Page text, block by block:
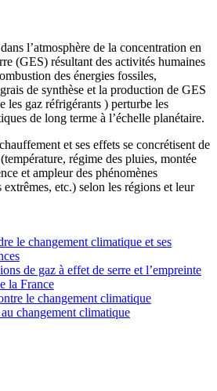
l’atmosphère de la concentration en
(GES) résultant des activités humaines
des énergies fossiles,
de synthèse et la production de GES
les gaz réfrigérants ) perturbe les
de long terme à l’échelle planétaire.
et ses effets se concrétisent de
régime des pluies, montée
et ampleur des phénomènes
etc.) selon les régions et leur
le changement climatique et ses
de gaz à effet de serre et l’empreinte
la France
le changement climatique
au changement climatique